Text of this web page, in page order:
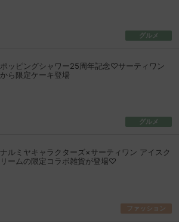
グルメ
ポッピングシャワー25周年記念♡サーティワン
から限定ケーキ登場
グルメ
ナルミヤキャラクターズ×サーティワン アイスク
リームの限定コラボ雑貨が登場♡
ファッション